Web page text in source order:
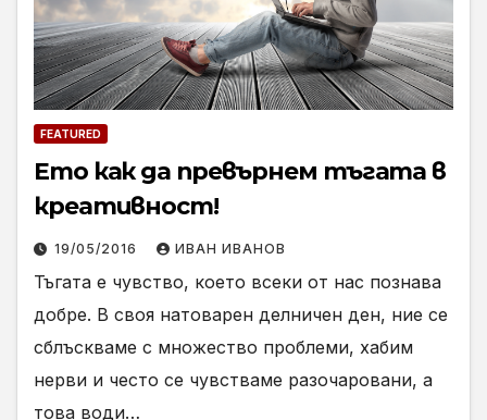
FEATURED
Ето как да превърнем тъгата в
креативност!
19/05/2016 ИВАН ИВАНОВ
Тъгата е чувство, което всеки от нас познава
добре. В своя натоварен делничен ден, ние се
сблъскваме с множество проблеми, хабим
нерви и често се чувстваме разочаровани, а
това води…